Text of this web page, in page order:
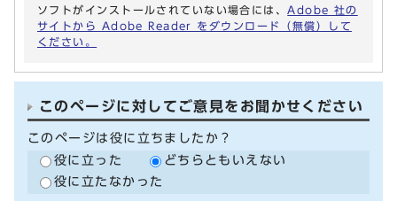
ソフトがインストールされていない場合には、 Adobe 社の
サイトから Adobe Reader をダウンロード（無償）して
ください。
このページに対してご意見をお聞かせください
このページは役に立ちましたか？
役に立った
どちらともいえない
役に立たなかった